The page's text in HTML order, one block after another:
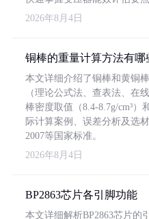
2026年8月4日
铜棒的重量计算方法有哪
本文详细介绍了铜棒和黄铜
（理论公式法、查表法、在
棒密度取值（8.4-8.7g/cm³
际计算案例、误差分析及选
2007等国家标准。
2026年8月4日
BP2863芯片各引脚功能
本文详细解析BP2863芯片的